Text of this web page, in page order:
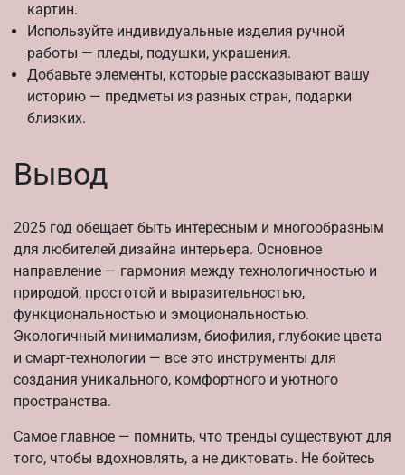
картин.
Используйте индивидуальные изделия ручной
работы — пледы, подушки, украшения.
Добавьте элементы, которые рассказывают вашу
историю — предметы из разных стран, подарки
близких.
Вывод
2025 год обещает быть интересным и многообразным
для любителей дизайна интерьера. Основное
направление — гармония между технологичностью и
природой, простотой и выразительностью,
функциональностью и эмоциональностью.
Экологичный минимализм, биофилия, глубокие цвета
и смарт-технологии — все это инструменты для
создания уникального, комфортного и уютного
пространства.
Самое главное — помнить, что тренды существуют для
того, чтобы вдохновлять, а не диктовать. Не бойтесь